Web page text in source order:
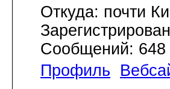
Откуда: почти
Сообщений: 648
Профиль